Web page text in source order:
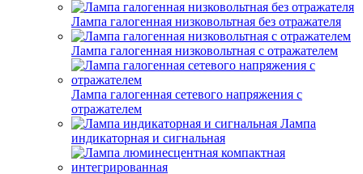
Лампа галогенная низковольтная без отражателя
Лампа галогенная низковольтная с отражателем
Лампа галогенная сетевого напряжения с
отражателем
Лампа
индикаторная и сигнальная